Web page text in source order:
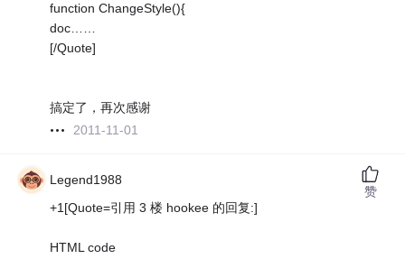
function ChangeStyle(){
doc……
[/Quote]
搞定了，再次感谢
2011-11-01
Legend1988
+1[Quote=引用 3 楼 hookee 的回复:]
HTML code
赞